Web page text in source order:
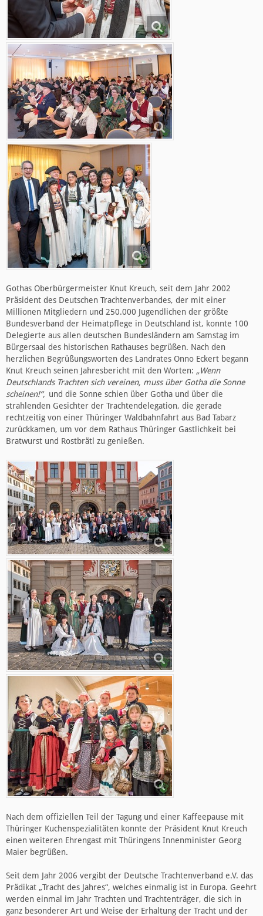
Gothas Oberbürgermeister Knut Kreuch, seit dem Jahr 2002
Präsident des Deutschen Trachtenverbandes, der mit einer
Millionen Mitgliedern und 250.000 Jugendlichen der größte
Bundesverband der Heimatpflege in Deutschland ist, konnte 100
Delegierte aus allen deutschen Bundesländern am Samstag im
Bürgersaal des historischen Rathauses begrüßen. Nach den
herzlichen Begrüßungsworten des Landrates Onno Eckert begann
Knut Kreuch seinen Jahresbericht mit den Worten: „Wenn
Deutschlands Trachten sich vereinen, muss über Gotha die Sonne
scheinen!“, und die Sonne schien über Gotha und über die
strahlenden Gesichter der Trachtendelegation, die gerade
rechtzeitig von einer Thüringer Waldbahnfahrt aus Bad Tabarz
zurückkamen, um vor dem Rathaus Thüringer Gastlichkeit bei
Bratwurst und Rostbrätl zu genießen.
Nach dem offiziellen Teil der Tagung und einer Kaffeepause mit
Thüringer Kuchenspezialitäten konnte der Präsident Knut Kreuch
einen weiteren Ehrengast mit Thüringens Innenminister Georg
Maier begrüßen.
Seit dem Jahr 2006 vergibt der Deutsche Trachtenverband e.V. das
Prädikat „Tracht des Jahres“, welches einmalig ist in Europa. Geehrt
werden einmal im Jahr Trachten und Trachtenträger, die sich in
ganz besonderer Art und Weise der Erhaltung der Tracht und der